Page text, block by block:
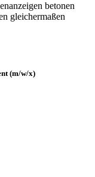
betonen
gleichermaßen
(m/w/x)